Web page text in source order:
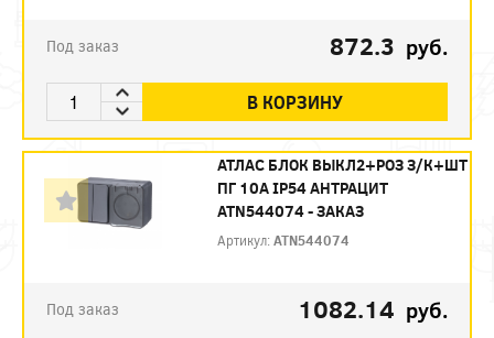
Под заказ 872.3 руб.
В КОРЗИНУ
АТЛАС БЛОК ВЫКЛ2+РОЗ З/К+ШТ
ПГ 10А IP54 АНТРАЦИТ
ATN544074 - ЗАКАЗ
Артикул:ATN544074
Под заказ 1082.14 руб.